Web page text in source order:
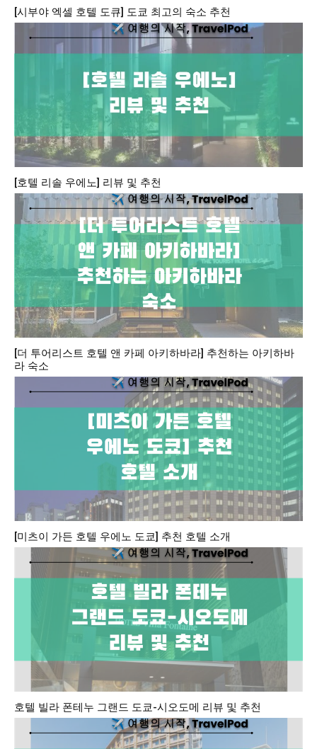
[시부야 엑셀 호텔 도큐] 도쿄 최고의 숙소 추천
[호텔 리솔 우에노] 리뷰 및 추천
[더 투어리스트 호텔 앤 카페 아키하바라] 추천하는 아키하바
라 숙소
[미츠이 가든 호텔 우에노 도쿄] 추천 호텔 소개
호텔 빌라 폰테누 그랜드 도쿄-시오도메 리뷰 및 추천